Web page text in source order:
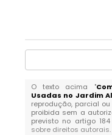
O texto acima "
Usadas no Jardim
reprodução, parcial
proibida sem a
previsto no artigo
sobre direitos autorais.